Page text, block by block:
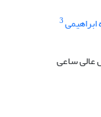
3
ساعی